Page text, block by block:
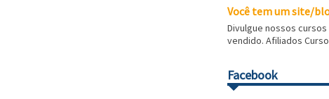
Você tem um site/
Divulgue nossos
vendido. Afiliados
Facebook